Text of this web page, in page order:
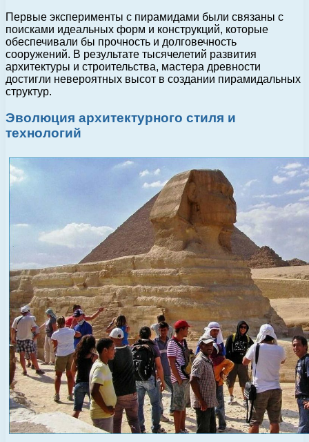
Первые эксперименты с пирамидами были связаны с
поисками идеальных форм и конструкций, которые
обеспечивали бы прочность и долговечность
сооружений. В результате тысячелетий развития
архитектуры и строительства, мастера древности
достигли невероятных высот в создании пирамидальных
структур.
Эволюция архитектурного стиля и
технологий